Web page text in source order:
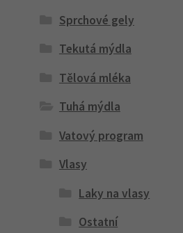
Sprchové gely
Tekutá mýdla
Tělová mléka
Tuhá mýdla
Vatový program
Vlasy
Laky na vlasy
Ostatní